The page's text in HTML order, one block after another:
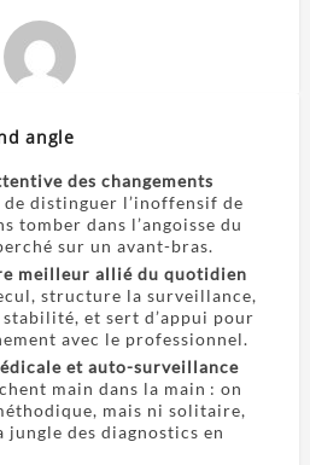
angle
des changements
de distinguer l’inoffensif de
tomber dans l’angoisse du
sur un avant-bras.
meilleur allié du quotidien
structure la surveillance,
et sert d’appui pour
avec le professionnel.
et auto-surveillance
main dans la main : on
mais ni solitaire,
jungle des diagnostics en